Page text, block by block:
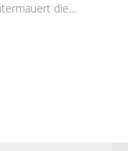
die...